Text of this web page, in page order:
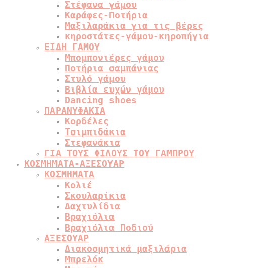
Στέφανα γάμου
Καράφες-Ποτήρια
Μαξιλαράκια για τις βέρες
κηροστάτες-γάμου-κηροπήγια
ΕΙΔΗ ΓΑΜΟΥ
Μπομπονιέρες γάμου
Ποτήρια σαμπάνιας
Στυλό γάμου
Βιβλία ευχών γάμου
Dancing shoes
ΠΑΡΑΝΥΦΑΚΙΑ
Κορδέλες
Τσιμπιδάκια
Στεφανάκια
ΓΙΑ ΤΟΥΣ ΦΙΛΟΥΣ ΤΟΥ ΓΑΜΠΡΟΥ
ΚΟΣΜΗΜΑΤΑ-ΑΞΕΣΟΥΑΡ
ΚΟΣΜΗΜΑΤΑ
Κολιέ
Σκουλαρίκια
Δαχτυλίδια
Βραχιόλια
Βραχιόλια Ποδιού
ΑΞΕΣΟΥΑΡ
Διακοσμητικά μαξιλάρια
Μπρελόκ